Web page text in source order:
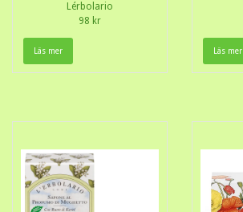
Lérbolario
98 kr
Läs mer Läs mer